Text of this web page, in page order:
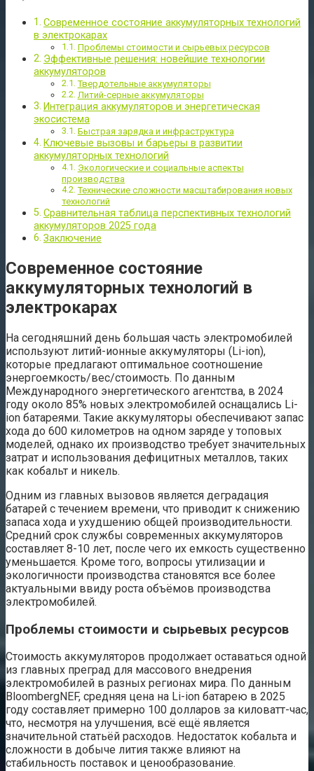
Современное состояние аккумуляторных технологий
в электрокарах
Проблемы стоимости и сырьевых ресурсов
Эффективные решения: новейшие технологии
аккумуляторов
Твердотельные аккумуляторы
Литий-серные аккумуляторы
Интеграция аккумуляторов и энергетическая
экосистема
Быстрая зарядка и инфраструктура
Ключевые вызовы и барьеры в развитии
аккумуляторных технологий
Экологические и социальные аспекты
производства
Технические сложности масштабирования новых
технологий
Сравнительная таблица перспективных технологий
аккумуляторов 2025 года
Заключение
Современное состояние
аккумуляторных технологий в
электрокарах
На сегодняшний день большая часть электромобилей
используют литий-ионные аккумуляторы (Li-ion),
которые предлагают оптимальное соотношение
энергоемкость/вес/стоимость. По данным
Международного энергетического агентства, в 2024
году около 85% новых электромобилей оснащались Li-
ion батареями. Такие аккумуляторы обеспечивают запас
хода до 600 километров на одном заряде у топовых
моделей, однако их производство требует значительных
затрат и использования дефицитных металлов, таких
как кобальт и никель.
Одним из главных вызовов является деградация
батарей с течением времени, что приводит к снижению
запаса хода и ухудшению общей производительности.
Средний срок службы современных аккумуляторов
составляет 8-10 лет, после чего их емкость существенно
уменьшается. Кроме того, вопросы утилизации и
экологичности производства становятся все более
актуальными ввиду роста объёмов производства
электромобилей.
Проблемы стоимости и сырьевых ресурсов
Стоимость аккумуляторов продолжает оставаться одной
из главных преград для массового внедрения
электромобилей в разных регионах мира. По данным
BloombergNEF, средняя цена на Li-ion батарею в 2025
году составляет примерно 100 долларов за киловатт-час,
что, несмотря на улучшения, всё ещё является
значительной статьёй расходов. Недостаток кобальта и
сложности в добыче лития также влияют на
стабильность поставок и ценообразование.